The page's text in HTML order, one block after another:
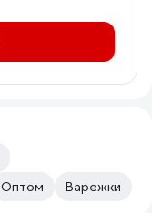
Оптом Варежки